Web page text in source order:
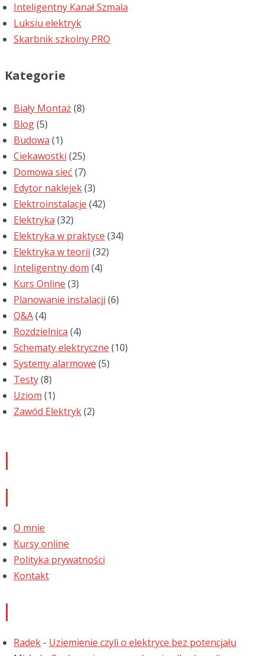
Inteligentny Kanał Szmala
Luksiu elektryk
Skarbnik szkolny PRO
Kategorie
Biały Montaż (8)
Blog(5)
Budowa (1)
Ciekawostki (25)
Domowa sieć (7)
Edytor naklejek(3)
Elektroinstalacje (42)
Elektryka (32)
Elektryka w praktyce (34)
Elektryka w teorii (32)
Inteligentny dom (4)
Kurs Online (3)
Planowanie instalacji (6)
Q&A(4)
Rozdzielnica (4)
Schematy elektryczne (10)
Systemy alarmowe (5)
Testy(8)
Uziom (1)
Zawód Elektryk(2)
O mnie
Kursy online
Polityka prywatności
Kontakt
Radek - Uziemienie czyli o elektryce bez potencjału